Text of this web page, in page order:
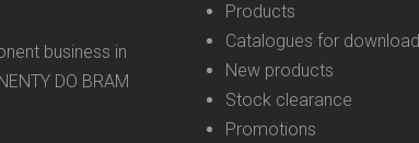
business in
DO BRAM
Products
Catalogues for download
New products
Stock clearance
Promotions